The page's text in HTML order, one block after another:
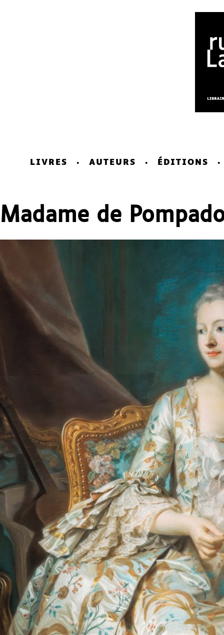
LIVRES AUTEURS ÉDITIONS
Madame de